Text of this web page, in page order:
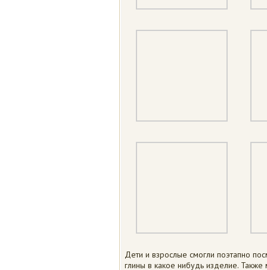
Дети и взрослые смогли поэтапно
глины в какое нибудь изделие.